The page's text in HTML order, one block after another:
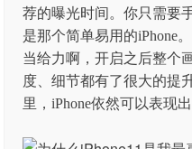
荐的曝光时间。你只需要
是那个简单易用的iPhone
当给力啊，开启之后整个
度、细节都有了很大的提
里，iPhone依然可以表现